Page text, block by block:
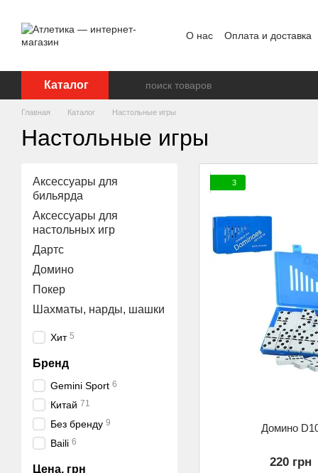
О нас
Оплата и доставка
Каталог
Главная Каталог Настольные игры
Настольные игры
3
Домино
220 грн
Аксессуары для
бильярда
Аксессуары для
настольных игр
Дартс
Домино
Покер
Шахматы, нарды, шашки
Хит 5
Бренд
Gemini Sport 6
Китай 71
Без бренду 9
Baili 6
Цена, грн